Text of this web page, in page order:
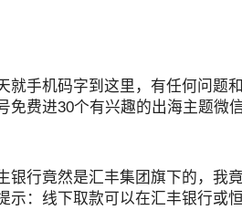
就手机码字到这里，有任何问题
免费进30个有兴趣的出海主题微
银行竟然是汇丰集团旗下的，我
示：线下取款可以在汇丰银行或